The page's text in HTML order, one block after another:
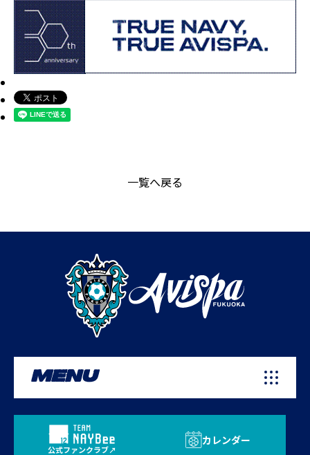
一覧へ戻る
MENU
公式ファンクラブ
カレンダー